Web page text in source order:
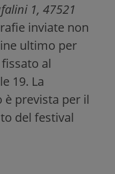
1, 47521
inviate non
ultimo per
al
19. La
è prevista per il
del festival